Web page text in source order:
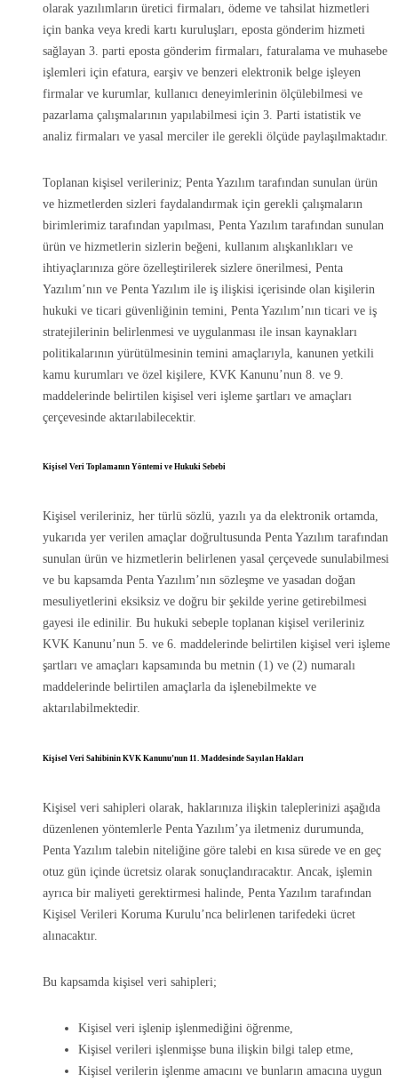
olarak yazılımların üretici firmaları, ödeme ve tahsilat hizmetleri
için banka veya kredi kartı kuruluşları, eposta gönderim hizmeti
sağlayan 3. parti eposta gönderim firmaları, faturalama ve muhasebe
işlemleri için efatura, earşiv ve benzeri elektronik belge işleyen
firmalar ve kurumlar, kullanıcı deneyimlerinin ölçülebilmesi ve
pazarlama çalışmalarının yapılabilmesi için 3. Parti istatistik ve
analiz firmaları ve yasal merciler ile gerekli ölçüde paylaşılmaktadır.
Toplanan kişisel verileriniz; Penta Yazılım tarafından sunulan ürün
ve hizmetlerden sizleri faydalandırmak için gerekli çalışmaların
birimlerimiz tarafından yapılması, Penta Yazılım tarafından sunulan
ürün ve hizmetlerin sizlerin beğeni, kullanım alışkanlıkları ve
ihtiyaçlarınıza göre özelleştirilerek sizlere önerilmesi, Penta
Yazılım’nın ve Penta Yazılım ile iş ilişkisi içerisinde olan kişilerin
hukuki ve ticari güvenliğinin temini, Penta Yazılım’nın ticari ve iş
stratejilerinin belirlenmesi ve uygulanması ile insan kaynakları
politikalarının yürütülmesinin temini amaçlarıyla, kanunen yetkili
kamu kurumları ve özel kişilere, KVK Kanunu’nun 8. ve 9.
maddelerinde belirtilen kişisel veri işleme şartları ve amaçları
çerçevesinde aktarılabilecektir.
Kişisel Veri Toplamanın Yöntemi ve Hukuki Sebebi
Kişisel verileriniz, her türlü sözlü, yazılı ya da elektronik ortamda,
yukarıda yer verilen amaçlar doğrultusunda Penta Yazılım tarafından
sunulan ürün ve hizmetlerin belirlenen yasal çerçevede sunulabilmesi
ve bu kapsamda Penta Yazılım’nın sözleşme ve yasadan doğan
mesuliyetlerini eksiksiz ve doğru bir şekilde yerine getirebilmesi
gayesi ile edinilir. Bu hukuki sebeple toplanan kişisel verileriniz
KVK Kanunu’nun 5. ve 6. maddelerinde belirtilen kişisel veri işleme
şartları ve amaçları kapsamında bu metnin (1) ve (2) numaralı
maddelerinde belirtilen amaçlarla da işlenebilmekte ve
aktarılabilmektedir.
Kişisel Veri Sahibinin KVK Kanunu’nun 11. Maddesinde Sayılan Hakları
Kişisel veri sahipleri olarak, haklarınıza ilişkin taleplerinizi aşağıda
düzenlenen yöntemlerle Penta Yazılım’ya iletmeniz durumunda,
Penta Yazılım talebin niteliğine göre talebi en kısa sürede ve en geç
otuz gün içinde ücretsiz olarak sonuçlandıracaktır. Ancak, işlemin
ayrıca bir maliyeti gerektirmesi halinde, Penta Yazılım tarafından
Kişisel Verileri Koruma Kurulu’nca belirlenen tarifedeki ücret
alınacaktır.
Bu kapsamda kişisel veri sahipleri;
Kişisel veri işlenip işlenmediğini öğrenme,
Kişisel verileri işlenmişse buna ilişkin bilgi talep etme,
Kişisel verilerin işlenme amacını ve bunların amacına uygun